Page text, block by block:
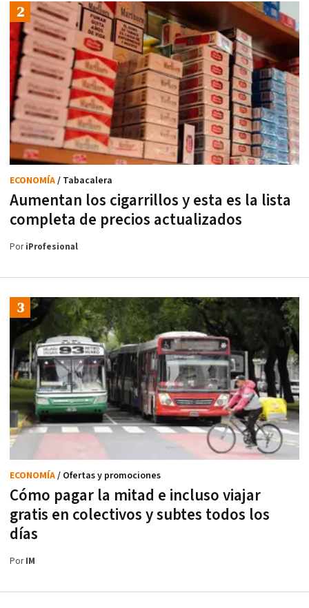
Aumentan los cigarrillos y esta es la lista
completa de precios actualizados
ECONOMÍA/ Tabacalera
PoriProfesional
Cómo pagar la mitad e incluso viajar
gratis en colectivos y subtes todos los
días
ECONOMÍA/ Ofertas y promociones
PorIM